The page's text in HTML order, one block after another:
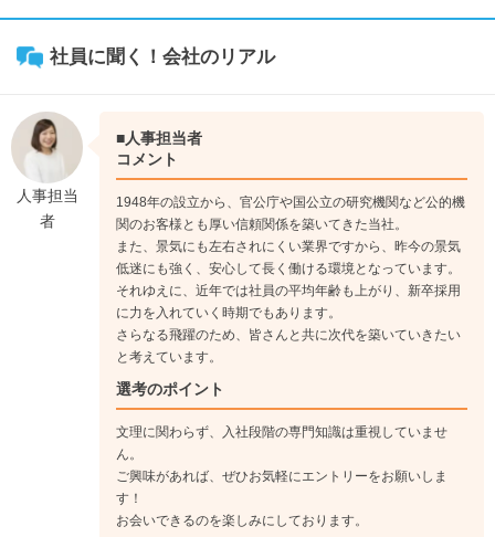
社員に聞く！会社のリアル
人事担当
者
■人事担当者
コメント
1948年の設立から、官公庁や国公立の研究機関など公的機
関のお客様とも厚い信頼関係を築いてきた当社。
また、景気にも左右されにくい業界ですから、昨今の景気
低迷にも強く、安心して長く働ける環境となっています。
それゆえに、近年では社員の平均年齢も上がり、新卒採用
に力を入れていく時期でもあります。
さらなる飛躍のため、皆さんと共に次代を築いていきたい
と考えています。
選考のポイント
文理に関わらず、入社段階の専門知識は重視していませ
ん。
ご興味があれば、ぜひお気軽にエントリーをお願いしま
す！
お会いできるのを楽しみにしております。